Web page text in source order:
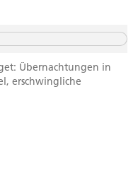
Übernachtungen in
erschwingliche